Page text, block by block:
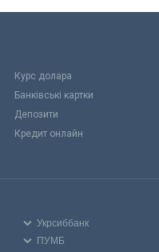
Курс долара
Банківські картки
Депозити
Кредит онлайн
Укрсиббанк
ПУМБ